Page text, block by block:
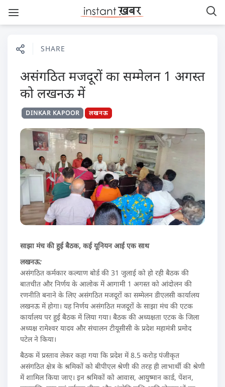
SHARE
असंगठित मजदूरों का सम्मेलन 1 अगस्त
को लखनऊ में
DINKAR KAPOOR लखनऊ
साझा मंच की हुई बैठक, कई यूनियन आई एक साथ
लखनऊ:
असंगठित कर्मकार कल्याण बोर्ड की 31 जुलाई को हो रही बैठक की
बातचीत और निर्णय के आलोक में आगामी 1 अगस्त को आंदोलन की
रणनीति बनाने के लिए असंगठित मजदूरों का सम्मेलन डीएलसी कार्यालय
लखनऊ में होगा। यह निर्णय असंगठित मजदूरों के साझा मंच की एटक
कार्यालय पर हुई बैठक में लिया गया। बैठक की अध्यक्षता एटक के जिला
अध्यक्ष रामेश्वर यादव और संचालन टीयूसीसी के प्रदेश महामंत्री प्रमोद
पटेल ने किया।
बैठक में प्रस्ताव लेकर कहा गया कि प्रदेश में 8.5 करोड़ पंजीकृत
असंगठित क्षेत्र के श्रमिकों को बीपीएल श्रेणी की तरह ही लाभार्थी की श्रेणी
में शामिल किया जाए। इन श्रमिकों को आवास, आयुष्मान कार्ड, पेंशन,